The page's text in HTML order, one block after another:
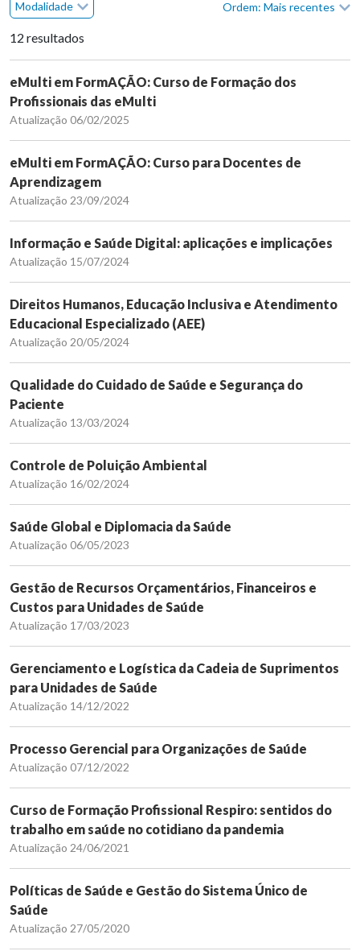
Modalidade Ordem: Mais recentes
12 resultados
eMulti em FormAÇÃO: Curso de Formação dos
Profissionais das eMulti
Atualização 06/02/2025
eMulti em FormAÇÃO: Curso para Docentes de
Aprendizagem
Atualização 23/09/2024
Informação e Saúde Digital: aplicações e implicações
Atualização 15/07/2024
Direitos Humanos, Educação Inclusiva e Atendimento
Educacional Especializado (AEE)
Atualização 20/05/2024
Qualidade do Cuidado de Saúde e Segurança do
Paciente
Atualização 13/03/2024
Controle de Poluição Ambiental
Atualização 16/02/2024
Saúde Global e Diplomacia da Saúde
Atualização 06/05/2023
Gestão de Recursos Orçamentários, Financeiros e
Custos para Unidades de Saúde
Atualização 17/03/2023
Gerenciamento e Logística da Cadeia de Suprimentos
para Unidades de Saúde
Atualização 14/12/2022
Processo Gerencial para Organizações de Saúde
Atualização 07/12/2022
Curso de Formação Profissional Respiro: sentidos do
trabalho em saúde no cotidiano da pandemia
Atualização 24/06/2021
Políticas de Saúde e Gestão do Sistema Único de
Saúde
Atualização 27/05/2020